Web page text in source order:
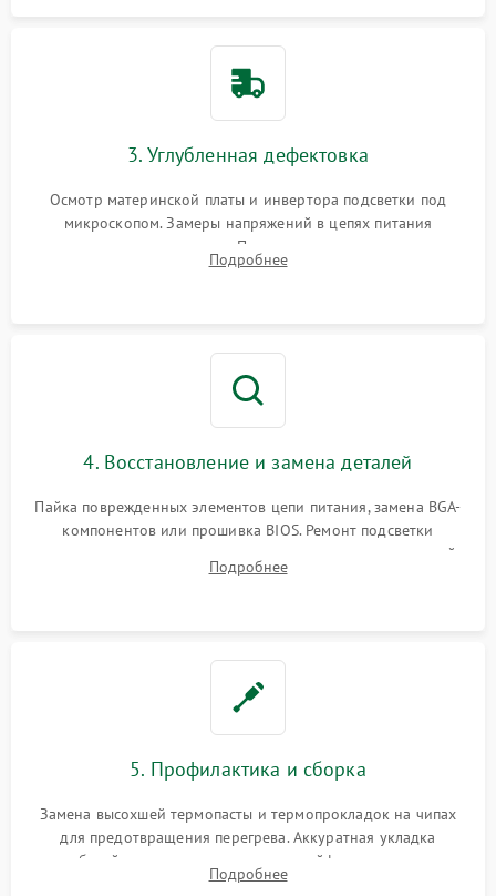
3. Углубленная дефектовка
Осмотр материнской платы и инвертора подсветки под
микроскопом. Замеры напряжений в цепях питания
процессора и видеокарты. Проверка состояния жесткого
диска и оперативной памяти с помощью POST-карт и
Подробнее
4. Восстановление и замена деталей
Пайка поврежденных элементов цепи питания, замена BGA-
компонентов или прошивка BIOS. Ремонт подсветки
матрицы, замена неисправного накопителя на скоростной
SSD или установка новых модулей памяти.
Подробнее
5. Профилактика и сборка
Замена высохшей термопасты и термопрокладок на чипах
для предотвращения перегрева. Аккуратная укладка
кабелей, подключение хрупких шлейфов матрицы и
надежная фиксация всех элементов внутри корпуса
Подробнее